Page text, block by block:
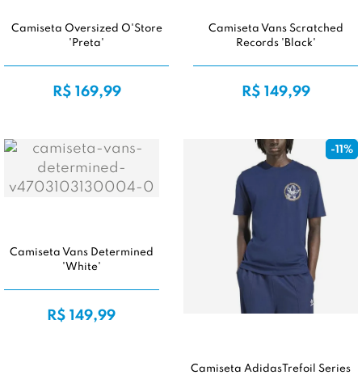
Camiseta Oversized O'Store
'Preta'
R$ 169,99
Camiseta Vans Scratched
Records 'Black'
R$ 149,99
Camiseta Vans Determined
'White'
R$ 149,99
-11%
Camiseta AdidasTrefoil Series